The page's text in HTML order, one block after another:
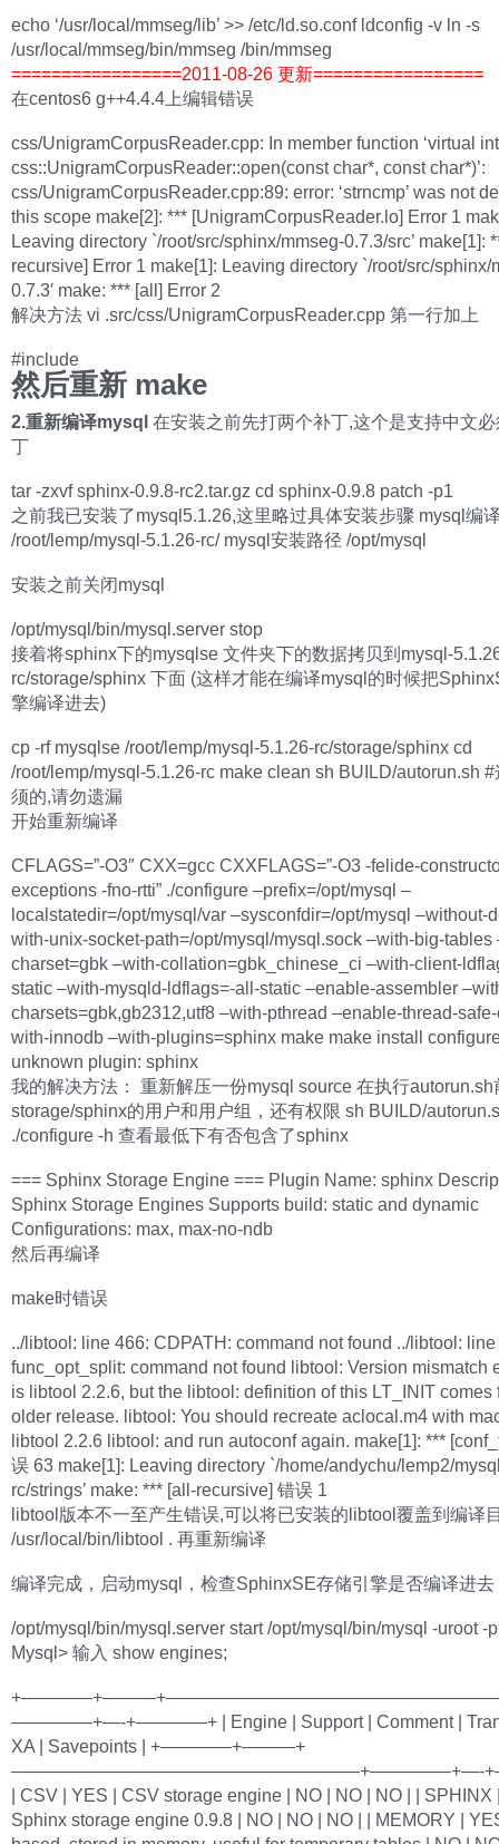
echo ‘/usr/local/mmseg/lib’ >> /etc/ld.so.conf ldconfig -v ln -s
/usr/local/mmseg/bin/mmseg /bin/mmseg
=================2011-08-26 更新=================
在centos6 g++4.4.4上编辑错误
css/UnigramCorpusReader.cpp: In member function ‘virtual int
css::UnigramCorpusReader::open(const char*, const char*)’:
css/UnigramCorpusReader.cpp:89: error: ‘strncmp’ was not
this scope make[2]: *** [UnigramCorpusReader.lo] Error 1
Leaving directory `/root/src/sphinx/mmseg-0.7.3/src’ make[1]:
recursive] Error 1 make[1]: Leaving directory `/root/src/sphinx/
0.7.3′ make: *** [all] Error 2
解决方法 vi .src/css/UnigramCorpusReader.cpp 第一行加上
#include
然后重新 make
2.重新编译mysql 在安装之前先打两个补丁,这个是支持中文
丁
tar -zxvf sphinx-0.9.8-rc2.tar.gz cd sphinx-0.9.8 patch -p1
之前我已安装了mysql5.1.26,这里略过具体安装步骤 mysql编
/root/lemp/mysql-5.1.26-rc/ mysql安装路径 /opt/mysql
安装之前关闭mysql
/opt/mysql/bin/mysql.server stop
接着将sphinx下的mysqlse 文件夹下的数据拷贝到mysql-
rc/storage/sphinx 下面 (这样才能在编译mysql的时候把
擎编译进去)
cp -rf mysqlse /root/lemp/mysql-5.1.26-rc/storage/sphinx cd
/root/lemp/mysql-5.1.26-rc make clean sh BUILD/autorun.sh
须的,请勿遗漏
开始重新编译
CFLAGS=”-O3″ CXX=gcc CXXFLAGS=”-O3 -felide-
exceptions -fno-rtti” ./configure –prefix=/opt/mysql –
localstatedir=/opt/mysql/var –sysconfdir=/opt/mysql –without-
with-unix-socket-path=/opt/mysql/mysql.sock –with-big-tables
charset=gbk –with-collation=gbk_chinese_ci –with-client-
static –with-mysqld-ldflags=-all-static –enable-assembler
charsets=gbk,gb2312,utf8 –with-pthread –enable-thread-
with-innodb –with-plugins=sphinx make make install
unknown plugin: sphinx
我的解决方法： 重新解压一份mysql source 在执行autorun.sh
storage/sphinx的用户和用户组，还有权限 sh BUILD/
./configure -h 查看最低下有否包含了sphinx
=== Sphinx Storage Engine === Plugin Name: sphinx
Sphinx Storage Engines Supports build: static and dynamic
Configurations: max, max-no-ndb
然后再编译
make时错误
../libtool: line 466: CDPATH: command not found ../libtool: line
func_opt_split: command not found libtool: Version mismatch
is libtool 2.2.6, but the libtool: definition of this LT_INIT comes
older release. libtool: You should recreate aclocal.m4 with
libtool 2.2.6 libtool: and run autoconf again. make[1]: ***
误 63 make[1]: Leaving directory `/home/andychu/lemp2/
rc/strings’ make: *** [all-recursive] 错误 1
libtool版本不一至产生错误,可以将已安装的libtool覆盖到编译
/usr/local/bin/libtool . 再重新编译
编译完成，启动mysql，检查SphinxSE存储引擎是否编译进去
/opt/mysql/bin/mysql.server start /opt/mysql/bin/mysql -uroot -p
Mysql> 输入 show engines;
————–+—-+————+ | Engine | Support | Comment |
XA | Savepoints | +————+———+
———————————————————–+————–+—-
| CSV | YES | CSV storage engine | NO | NO | NO | | SPHINX
Sphinx storage engine 0.9.8 | NO | NO | NO | | MEMORY |